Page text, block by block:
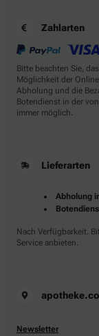
Zahlarten
Bitte beachten Sie,
Möglichkeit der
Abholung und die
Botendienst in der
immer möglich.
Lieferarten
Abholung
Nach Verfügbarkeit.
Service anbieten.
Newsletter